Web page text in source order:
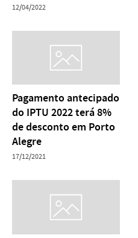
12/04/2022
Pagamento antecipado
do IPTU 2022 terá 8%
de desconto em Porto
Alegre
17/12/2021